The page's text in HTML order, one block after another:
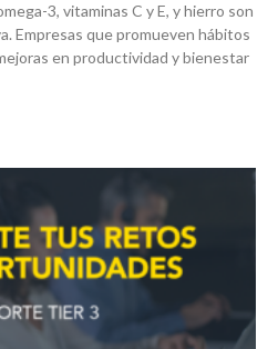
3, vitaminas C y E, y hierro son
Empresas que promueven hábitos
en productividad y bienestar